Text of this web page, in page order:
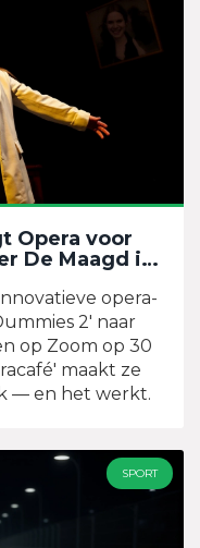
Opera voor
De Maagd in
opera-
2' naar
op Zoom op 30
maakt ze
— en het werkt.
SPORT